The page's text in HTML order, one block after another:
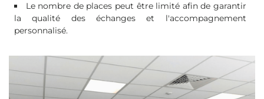
Le nombre de places peut être limité afin de garantir
la qualité des échanges et l'accompagnement
personnalisé.